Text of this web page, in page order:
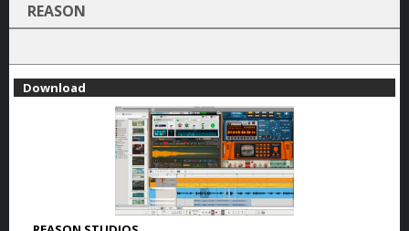
REASON
Download